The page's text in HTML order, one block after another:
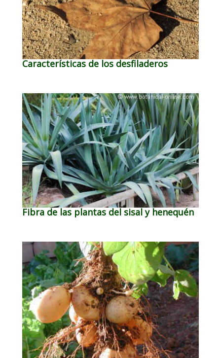
Características de los desfiladeros
Fibra de las plantas del sisal y henequén